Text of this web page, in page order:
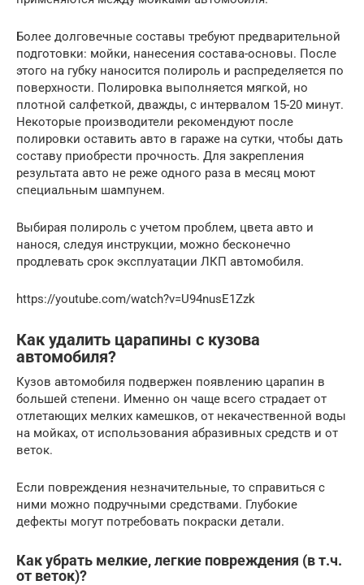
Более долговечные составы требуют предварительной
подготовки: мойки, нанесения состава-основы. После
этого на губку наносится полироль и распределяется по
поверхности. Полировка выполняется мягкой, но
плотной салфеткой, дважды, с интервалом 15-20 минут.
Некоторые производители рекомендуют после
полировки оставить авто в гараже на сутки, чтобы дать
составу приобрести прочность. Для закрепления
результата авто не реже одного раза в месяц моют
специальным шампунем.
Выбирая полироль с учетом проблем, цвета авто и
нанося, следуя инструкции, можно бесконечно
продлевать срок эксплуатации ЛКП автомобиля.
https://youtube.com/watch?v=U94nusE1Zzk
Как удалить царапины с кузова
автомобиля?
Кузов автомобиля подвержен появлению царапин в
большей степени. Именно он чаще всего страдает от
отлетающих мелких камешков, от некачественной воды
на мойках, от использования абразивных средств и от
веток.
Если повреждения незначительные, то справиться с
ними можно подручными средствами. Глубокие
дефекты могут потребовать покраски детали.
Как убрать мелкие, легкие повреждения (в т.ч.
от веток)?